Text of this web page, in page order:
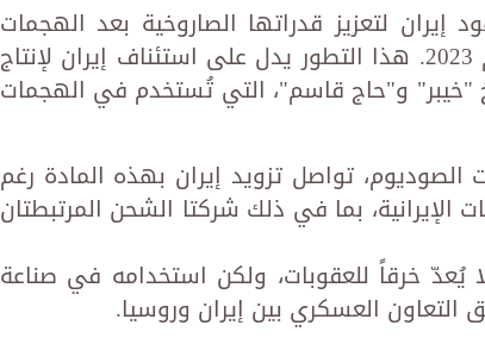
لتعزيز قدراتها الصاروخية بعد الهجمات
الإسرائيلية التي استهدفت مصانعها في عام 2023. هذا التطور يدل على استئناف إيران لإنتاج
"خيبر" و"حاج قاسم"، التي تُستخدم في الهجمات
الصوديوم، تواصل تزويد إيران بهذه المادة رغم
بما في ذلك شركتا الشحن المرتبطتان
يُعدّ خرقاً للعقوبات، ولكن استخدامه في صناعة
التعاون العسكري بين إيران وروسيا.